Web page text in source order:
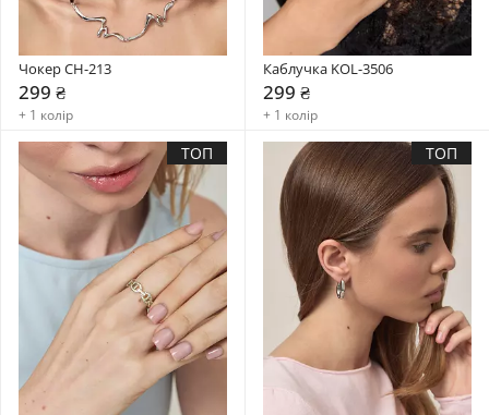
Чокер CH-213
299 ₴
+ 1 колір
Каблучка KOL-3506
299 ₴
+ 1 колір
ТОП ТОП